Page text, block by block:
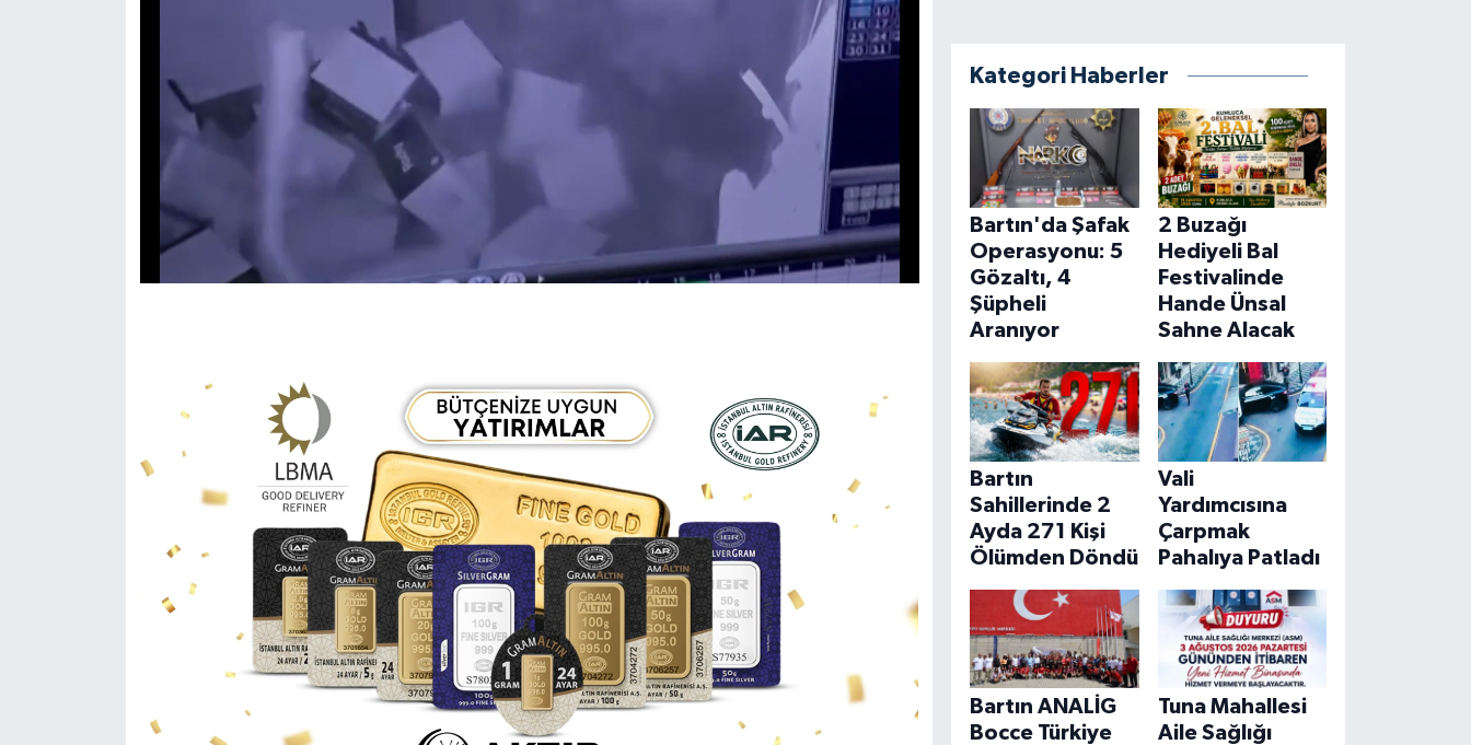
Kategori Haberler
Bartın'da Şafak
Operasyonu: 5
Gözaltı, 4
Şüpheli
Aranıyor
2 Buzağı
Hediyeli Bal
Festivalinde
Hande Ünsal
Sahne Alacak
Bartın
Sahillerinde 2
Ayda 271 Kişi
Ölümden Döndü
Vali
Yardımcısına
Çarpmak
Pahalıya Patladı
Bartın ANALİG
Bocce Türkiye
Tuna Mahallesi
Aile Sağlığı